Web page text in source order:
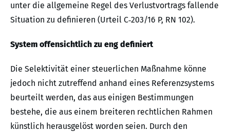
unter die allgemeine Regel des Verlustvortrags fallende
Situation zu definieren (Urteil C‑203/16 P, RN 102).
System offensichtlich zu eng definiert
Die Selektivität einer steuerlichen Maßnahme könne
jedoch nicht zutreffend anhand eines Referenzsystems
beurteilt werden, das aus einigen Bestimmungen
bestehe, die aus einem breiteren rechtlichen Rahmen
künstlich herausgelöst worden seien. Durch den